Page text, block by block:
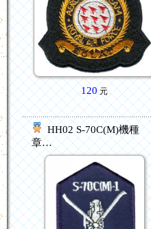
120元
HH02 S-70C(M)機種
章…